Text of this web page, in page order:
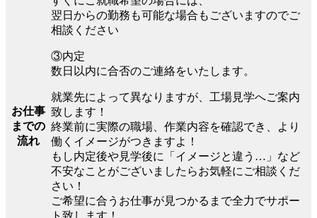
お仕事
までの
流れ
翌日からの勤務も可能な場合もございますのでご
相談ください
③内定
数日以内に合否のご連絡をいたします。
就業先によって異なりますが、工場見学へご案内
致します！
終業前に実際の職場、作業内容を確認でき、より
働くイメージがつきますよ！
もし内定後や見学後に「イメージと違う…」など
不安なことがございましたらお気軽にご相談くだ
さい！
ご希望に合うお仕事が見つかるまで全力でサポー
ト致します！